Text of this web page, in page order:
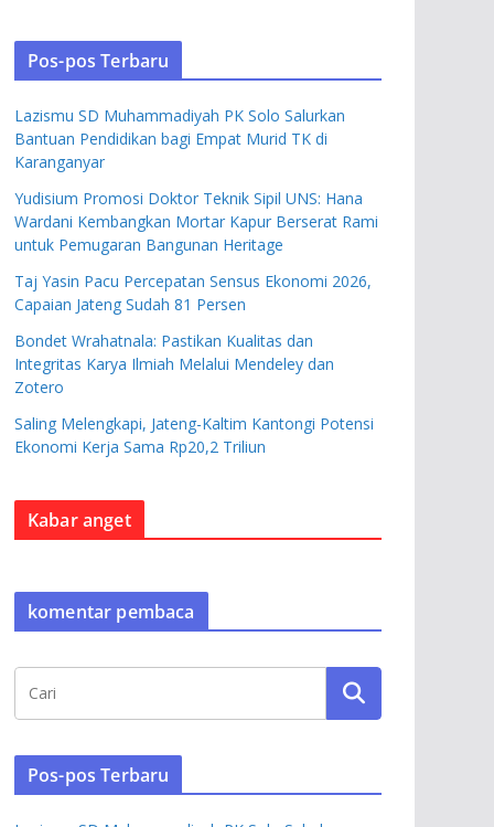
Pos-pos Terbaru
Lazismu SD Muhammadiyah PK Solo Salurkan
Bantuan Pendidikan bagi Empat Murid TK di
Karanganyar
Yudisium Promosi Doktor Teknik Sipil UNS: Hana
Wardani Kembangkan Mortar Kapur Berserat Rami
untuk Pemugaran Bangunan Heritage
Taj Yasin Pacu Percepatan Sensus Ekonomi 2026,
Capaian Jateng Sudah 81 Persen
Bondet Wrahatnala: Pastikan Kualitas dan
Integritas Karya Ilmiah Melalui Mendeley dan
Zotero
Saling Melengkapi, Jateng-Kaltim Kantongi Potensi
Ekonomi Kerja Sama Rp20,2 Triliun
Kabar anget
komentar pembaca
Pos-pos Terbaru